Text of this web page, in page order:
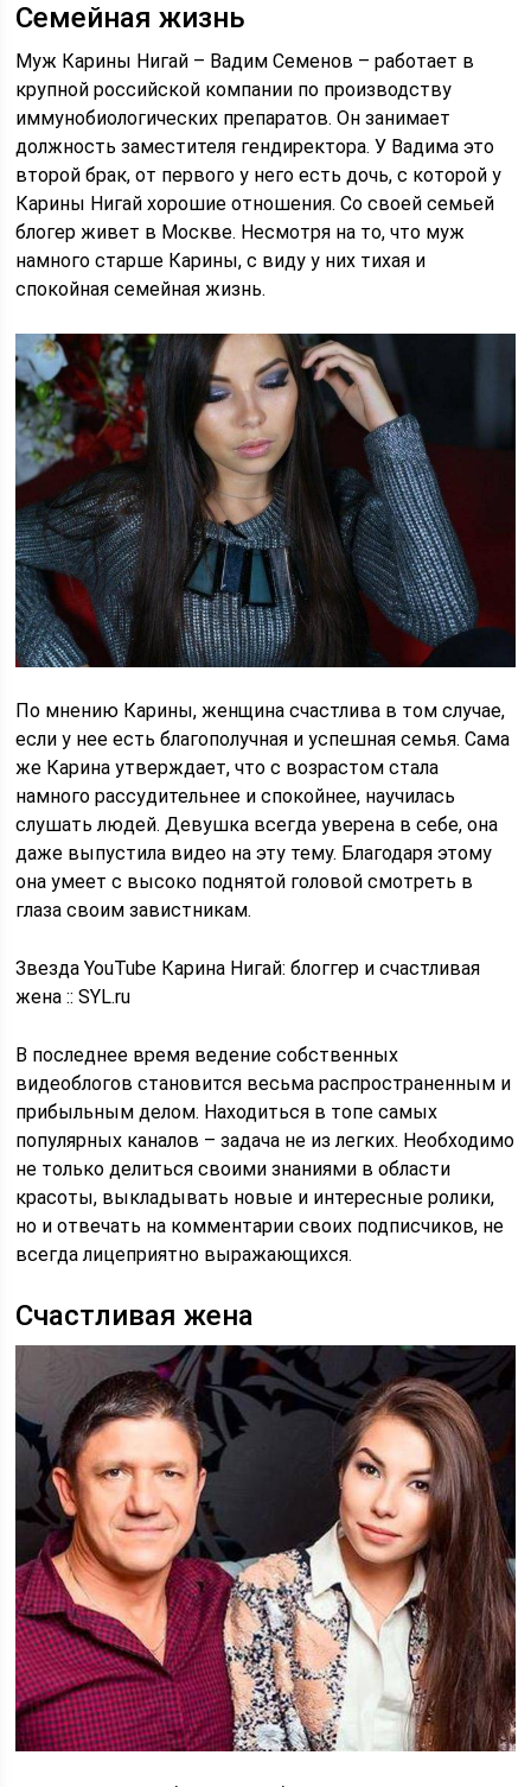
Семейная жизнь
Муж Карины Нигай – Вадим Семенов – работает в
крупной российской компании по производству
иммунобиологических препаратов. Он занимает
должность заместителя гендиректора. У Вадима это
второй брак, от первого у него есть дочь, с которой у
Карины Нигай хорошие отношения. Со своей семьей
блогер живет в Москве. Несмотря на то, что муж
намного старше Карины, с виду у них тихая и
спокойная семейная жизнь.
По мнению Карины, женщина счастлива в том случае,
если у нее есть благополучная и успешная семья. Сама
же Карина утверждает, что с возрастом стала
намного рассудительнее и спокойнее, научилась
слушать людей. Девушка всегда уверена в себе, она
даже выпустила видео на эту тему. Благодаря этому
она умеет с высоко поднятой головой смотреть в
глаза своим завистникам.
Звезда YouTube Карина Нигай: блоггер и счастливая
жена :: SYL.ru
В последнее время ведение собственных
видеоблогов становится весьма распространенным и
прибыльным делом. Находиться в топе самых
популярных каналов – задача не из легких. Необходимо
не только делиться своими знаниями в области
красоты, выкладывать новые и интересные ролики,
но и отвечать на комментарии своих подписчиков, не
всегда лицеприятно выражающихся.
Счастливая жена